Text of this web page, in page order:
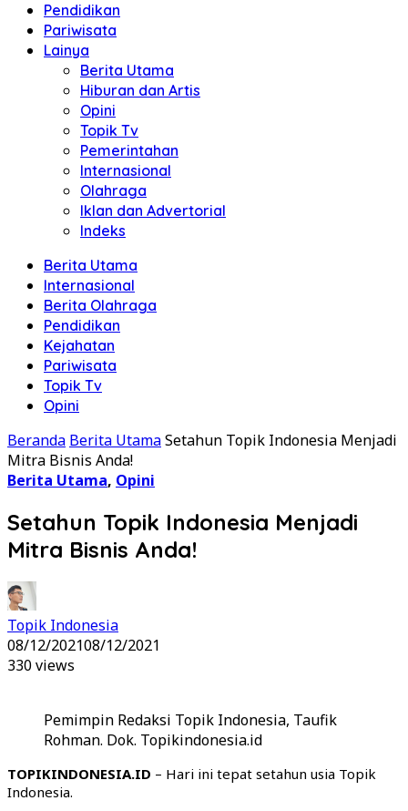
Pendidikan
Pariwisata
Lainya
Berita Utama
Hiburan dan Artis
Opini
Topik Tv
Pemerintahan
Internasional
Olahraga
Iklan dan Advertorial
Indeks
Berita Utama
Internasional
Berita Olahraga
Pendidikan
Kejahatan
Pariwisata
Topik Tv
Opini
Beranda Berita UtamaSetahun Topik Indonesia Menjadi
Mitra Bisnis Anda!
Berita Utama, Opini
Setahun Topik Indonesia Menjadi
Mitra Bisnis Anda!
Topik Indonesia
08/12/202108/12/2021
330 views
Pemimpin Redaksi Topik Indonesia, Taufik
Rohman. Dok. Topikindonesia.id
TOPIKINDONESIA.ID – Hari ini tepat setahun usia Topik
Indonesia.